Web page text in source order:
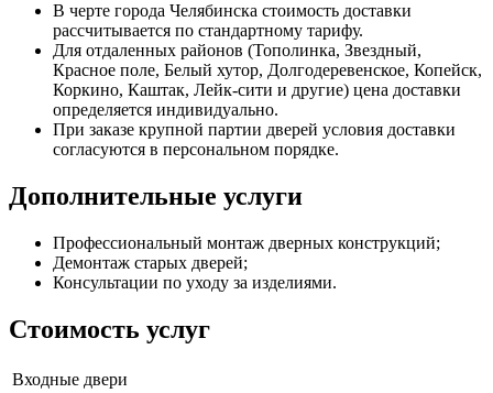
В черте города Челябинска стоимость доставки
рассчитывается по стандартному тарифу.
Для отдаленных районов (Тополинка, Звездный,
Красное поле, Белый хутор, Долгодеревенское, Копейск,
Коркино, Каштак, Лейк-сити и другие) цена доставки
определяется индивидуально.
При заказе крупной партии дверей условия доставки
согласуются в персональном порядке.
Дополнительные услуги
Профессиональный монтаж дверных конструкций;
Демонтаж старых дверей;
Консультации по уходу за изделиями.
Стоимость услуг
Входные двери